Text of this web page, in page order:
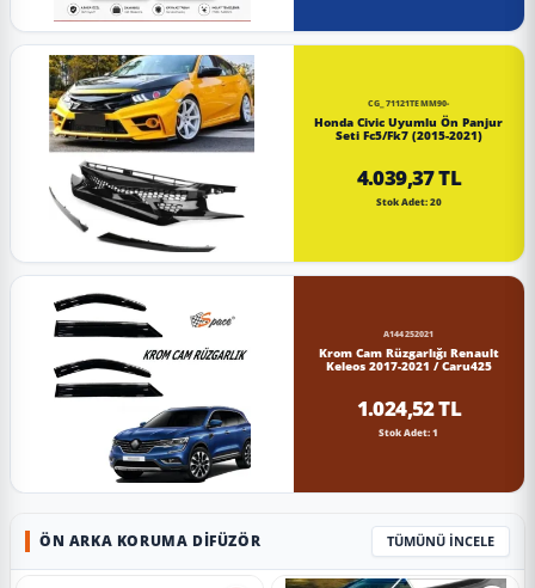
CG_71121TEMM90-
Honda Civic Uyumlu Ön Panjur
Seti Fc5/Fk7 (2015-2021)
4.039,37 TL
Stok Adet: 20
A144252021
Krom Cam Rüzgarlığı Renault
Keleos 2017-2021 / Caru425
1.024,52 TL
Stok Adet: 1
ÖN ARKA KORUMA DIFÜZÖR TÜMÜNÜ İNCELE